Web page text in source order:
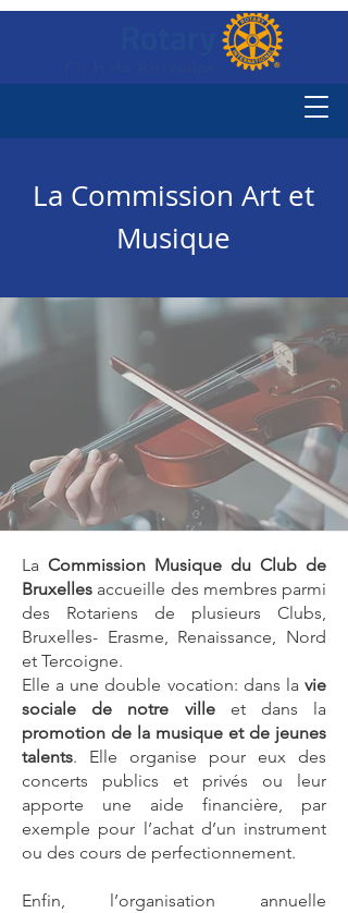
La Commission Art et
Musique
La Commission Musique du Club de
Bruxelles accueille des membres parmi
des Rotariens de plusieurs Clubs,
Bruxelles- Erasme, Renaissance, Nord
et Tercoigne.
Elle a une double vocation: dans la vie
sociale de notre villeet dans la
promotion de la musique et de jeunes
talents. Elle organise pour eux des
concerts publics et privés ou leur
apporte une aide financière, par
exemple pour l’achat d’un instrument
ou des cours de perfectionnement.
Enfin, l’organisation annuelle